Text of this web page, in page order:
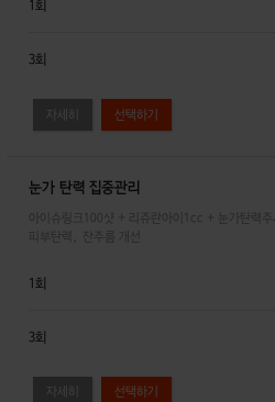
자세히
1회
3회
눈가 탄력 집중관리
아이슈링크100샷 + 리쥬란아이1cc + 눈가탄력주
피부탄력, 잔주름 개선
자세히
1회
3회